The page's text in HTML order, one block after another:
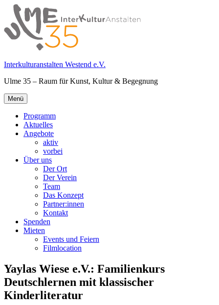
Springe
zum
Inhalt
Interkulturanstalten Westend e.V.
Ulme 35 – Raum für Kunst, Kultur & Begegnung
Primäres
Menü
Menü
Programm
Aktuelles
Angebote
aktiv
vorbei
Über uns
Der Ort
Der Verein
Team
Das Konzept
Partner:innen
Kontakt
Spenden
Mieten
Events und Feiern
Filmlocation
Yaylas Wiese e.V.: Familienkurs
Deutschlernen mit klassischer
Kinderliteratur